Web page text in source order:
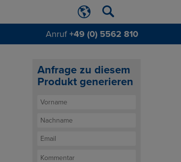
Anruf+49 (0) 5562 810
Anfrage zu diesem
Produkt generieren